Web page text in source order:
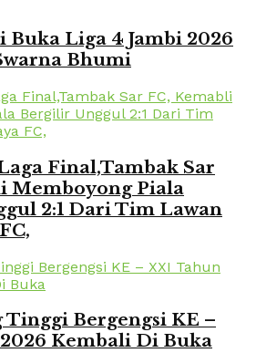
Buka Liga 4 Jambi 2026
Bhumi
Final,Tambak Sar
Memboyong Piala
2:1 Dari Tim Lawan
Tinggi Bergengsi KE –
Kembali Di Buka